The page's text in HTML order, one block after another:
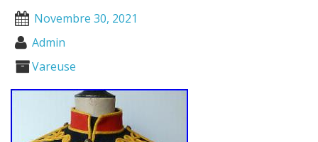
Novembre 30, 2021
Admin
Vareuse